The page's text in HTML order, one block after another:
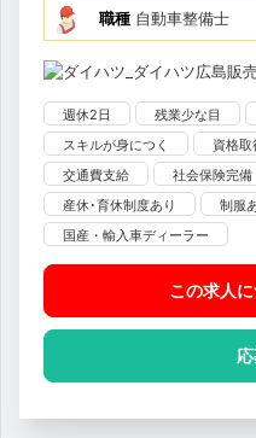
職種 自動車整備士
週休2日 残業少な目
スキルが身につく
資格取
交通費支給
社会保険完備
産休･育休制度あり
制服
国産・輸入車ディーラー
この求人